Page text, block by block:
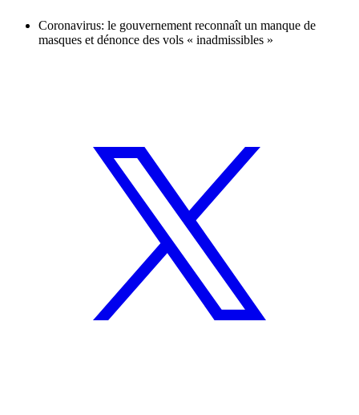
Coronavirus: le gouvernement reconnaît un manque de
masques et dénonce des vols « inadmissibles »